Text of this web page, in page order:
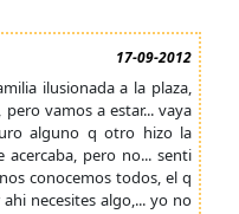
17-09-2012
ilusionada a la plaza,
vamos a estar... vaya
alguno q otro hizo la
acercaba, pero no... senti
conocemos todos, el q
necesites algo,... yo no